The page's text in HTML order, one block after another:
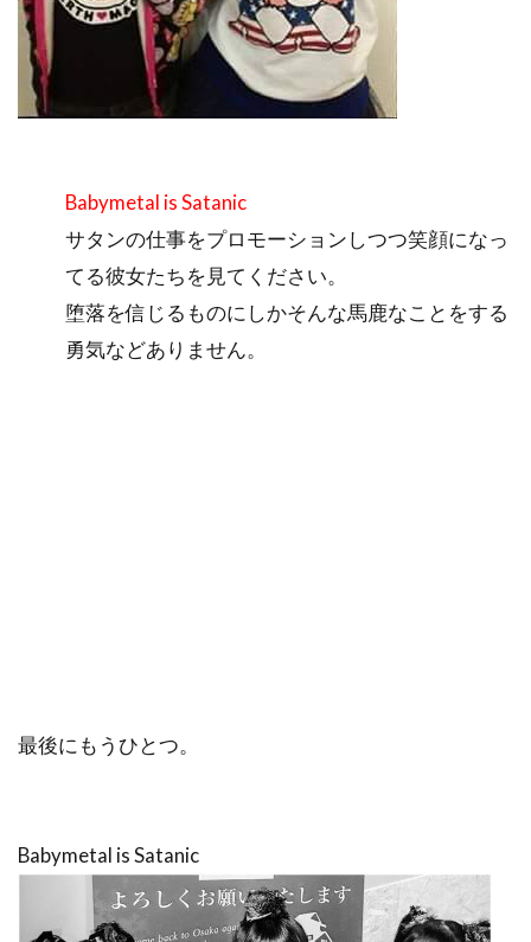
Babymetal is Satanic
サタンの仕事をプロモーションしつつ笑顔になっ
てる彼女たちを見てください。
堕落を信じるものにしかそんな馬鹿なことをする
勇気などありません。
最後にもうひとつ。
Babymetal is Satanic